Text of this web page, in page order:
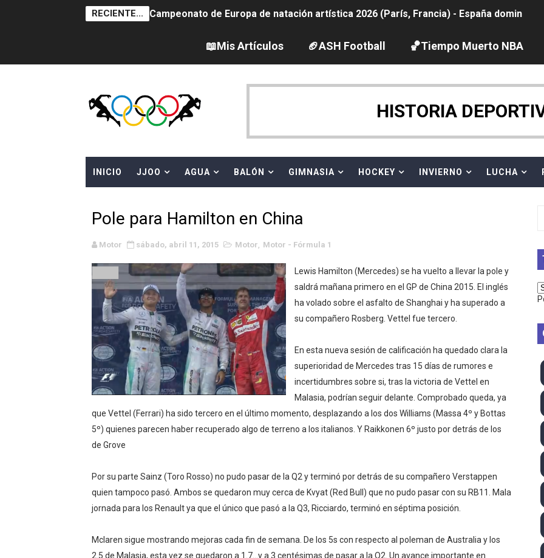
RECIENTE... Campeonato de Europa de natación artística 2026 (París, Francia) - España domina
AEW - Adam Page con Brodido desbancan una semana después a The Demand por
Tour de Francia femenino 2026 - Etapa 5
Women's Pro Baseball League 2026
Campeonato de Europa en aguas abiertas 2026 (París, Francia) - Dobletes de
WWE NXT - Myles Borne y Tavion Heights ponen fin al reinado por parejas de The
Canadian Football League 2026 - Week 10
EFA y AFLE 2026 - Regular season
Grandes éxitos por fin para Chelsea Green, Chad Gable y Baron Corbin en
Campeonato de Europa de MTB 2026 (Monteceneri, Suiza) - Charlie Aldridge y Sina
Campeonato de Europa de remo 2026 (Varese, Italia) - Rumanía, Alemania y Gran
Mundial de lacrosse femenino 2026 (Tokio, Japón) - Estados Unidos invencibles, ya
Máxima celebración en el último Impact! con Jason Hotch como nuevo TNA
Mundial de esgrima 2026 (Hong Kong) - La delegación italiana arrasa con 4 oros y 4
Raquel Rodriguez es la nueva monarca Intercontinental, su primer título individual en
Athletes Unlimited Softball League 2026 - Las Utah Talons son bicampeonas de la AUSL
📖Mis Artículos 🏈ASH Football 🏀Tiempo Muerto NBA
HISTORIA
INICIO JJOO AGUA BALÓN GIMNASIA HOCKEY INVIERNO LUCHA
Pole para Hamilton en China
Motor sábado, abril 11, 2015 Motor, Motor - Fórmula 1
Lewis Hamilton (Mercedes) se ha vuelto a llevar la pole y
saldrá mañana primero en el GP de China 2015. El inglés
ha volado sobre el asfalto de Shanghai y ha superado a
su compañero Rosberg. Vettel fue tercero.
En esta nueva sesión de calificación ha quedado clara la
superioridad de Mercedes tras 15 días de rumores e
incertidumbres sobre si, tras la victoria de Vettel en
Malasia, podrían seguir delante. Comprobado queda, ya
que Vettel (Ferrari) ha sido tercero en el último momento, desplazando a los dos Williams (Massa 4º y Bottas
5º) quienes parecen haber recuperado algo de terreno a los italianos. Y Raikkonen 6º justo por detrás de los
de Grove
Por su parte Sainz (Toro Rosso) no pudo pasar de la Q2 y terminó por detrás de su compañero Verstappen
quien tampoco pasó. Ambos se quedaron muy cerca de Kvyat (Red Bull) que no pudo pasar con su RB11. Mala
jornada para los Renault ya que el único que pasó a la Q3, Ricciardo, terminó en séptima posición.
Mclaren sigue mostrando mejoras cada fin de semana. De los 5s con respecto al poleman de Australia y los
2.5 de Malasia, esta vez se quedaron a 1.7...y a 3 centésimas de pasar a la Q2. Un avance importante en